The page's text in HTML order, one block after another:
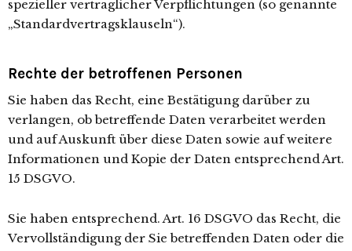
spezieller vertraglicher Verpflichtungen (so genannte
„Standardvertragsklauseln“).
Rechte der betroffenen Personen
Sie haben das Recht, eine Bestätigung darüber zu
verlangen, ob betreffende Daten verarbeitet werden
und auf Auskunft über diese Daten sowie auf weitere
Informationen und Kopie der Daten entsprechend Art.
15 DSGVO.
Sie haben entsprechend. Art. 16 DSGVO das Recht, die
Vervollständigung der Sie betreffenden Daten oder die